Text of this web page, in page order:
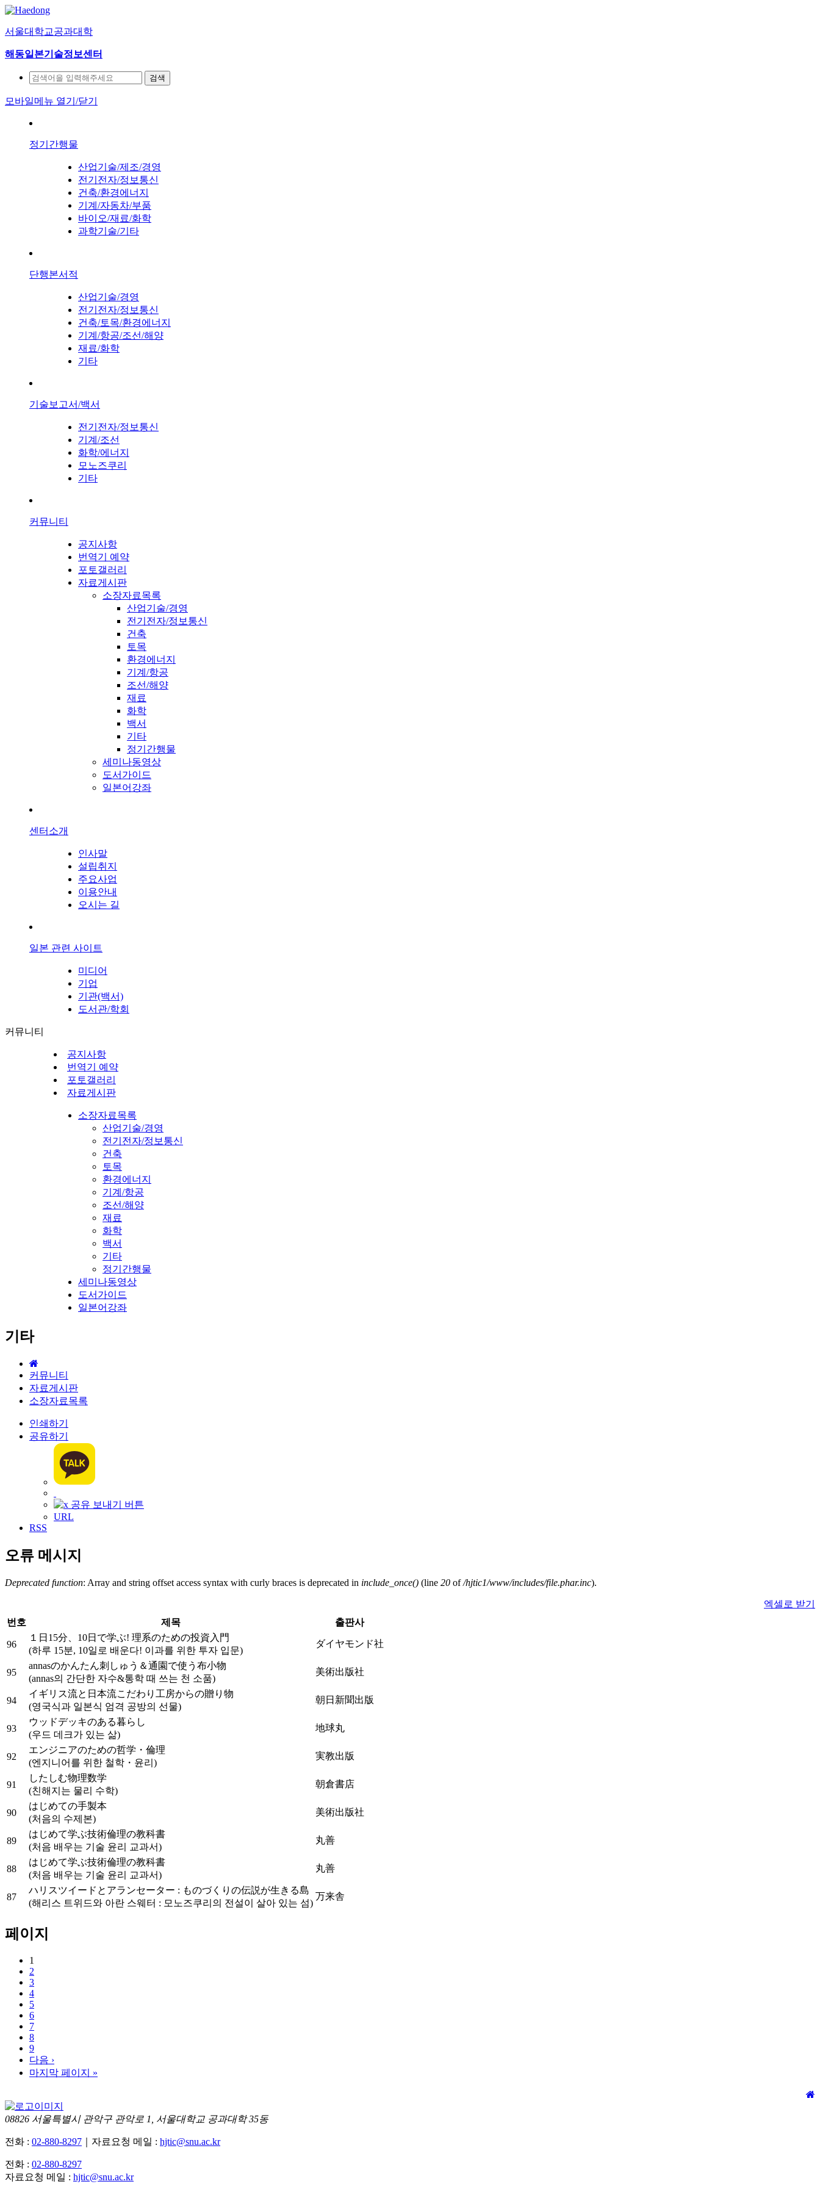
서울대학교공과대학
해동일본기술정보센터
검색
모바일메뉴 열기/닫기
정기간행물
산업기술/제조/경영
전기전자/정보통신
건축/환경에너지
기계/자동차/부품
바이오/재료/화학
과학기술/기타
단행본서적
산업기술/경영
전기전자/정보통신
건축/토목/환경에너지
기계/항공/조선/해양
재료/화학
기타
기술보고서/백서
전기전자/정보통신
기계/조선
화학/에너지
모노즈쿠리
기타
커뮤니티
공지사항
번역기 예약
포토갤러리
자료게시판
소장자료목록
산업기술/경영
전기전자/정보통신
건축
토목
환경에너지
기계/항공
조선/해양
재료
화학
백서
기타
정기간행물
세미나동영상
도서가이드
일본어강좌
센터소개
인사말
설립취지
주요사업
이용안내
오시는 길
일본 관련 사이트
미디어
기업
기관(백서)
도서관/학회
커뮤니티
공지사항
번역기 예약
포토갤러리
자료게시판
소장자료목록
산업기술/경영
전기전자/정보통신
건축
토목
환경에너지
기계/항공
조선/해양
재료
화학
백서
기타
정기간행물
세미나동영상
도서가이드
일본어강좌
기타
커뮤니티
자료게시판
소장자료목록
인쇄하기
공유하기
URL
RSS
오류 메시지
Deprecated function: Array and string offset access syntax with curly braces is deprecated in include_once() (line 20 of/hjtic1/www/includes/file.phar.inc).
엑셀로 받기
번호
제목 출판사
96
１日15分、10日で学ぶ! 理系のための投資入門
(하루 15분, 10일로 배운다! 이과를 위한 투자 입문)
ダイヤモンド社
95
annasのかんたん刺しゅう＆通園で使う布小物
(annas의 간단한 자수&통학 때 쓰는 천 소품)
美術出版社
94
イギリス流と日本流こだわり工房からの贈り物
(영국식과 일본식 엄격 공방의 선물)
朝日新聞出版
93
ウッドデッキのある暮らし
(우드 데크가 있는 삶)
地球丸
92
エンジニアのための哲学・倫理
(엔지니어를 위한 철학・윤리)
実教出版
91
したしむ物理数学
(친해지는 물리 수학)
朝倉書店
90
はじめての手製本
(처음의 수제본)
美術出版社
89
はじめて学ぶ技術倫理の教科書
(처음 배우는 기술 윤리 교과서)
丸善
88
はじめて学ぶ技術倫理の教科書
(처음 배우는 기술 윤리 교과서)
丸善
87
ハリスツイードとアランセーター : ものづくりの伝説が生きる島
(해리스 트위드와 아란 스웨터 : 모노즈쿠리의 전설이 살아 있는 섬)
万来舎
페이지
1
2
3
4
5
6
7
8
9
다음 ›
마지막 페이지 »
08826 서울특별시 관악구 관악로 1, 서울대학교 공과대학 35동
전화 : 02-880-8297 ｜자료요청 메일 : hjtic@snu.ac.kr
전화 : 02-880-8297
자료요청 메일 : hjtic@snu.ac.kr